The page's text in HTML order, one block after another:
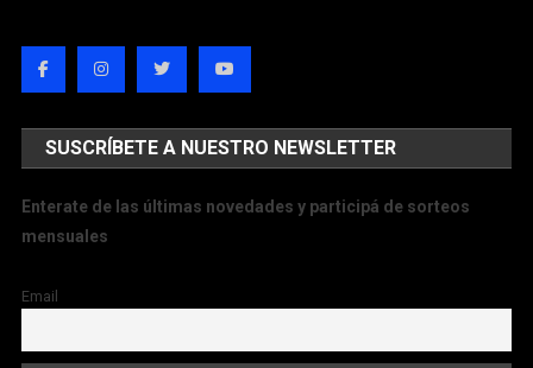
SUSCRÍBETE A NUESTRO NEWSLETTER
Enterate de las últimas novedades y participá de sorteos
mensuales
Email